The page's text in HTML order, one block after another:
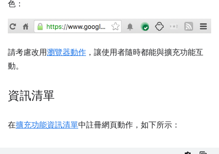
色：
請考慮改用瀏覽器動作 ，讓使用者隨時都能與擴充功能互
動。
資訊清單
在擴充功能資訊清單中註冊網頁動作，如下所示：